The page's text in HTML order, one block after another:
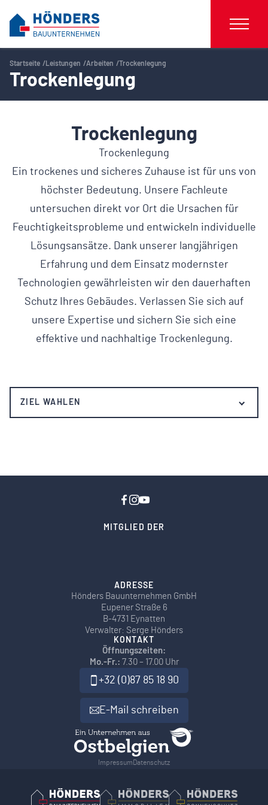
Startseite Leistungen Arbeiten Trockenlegung
Trockenlegung
Trockenlegung
Trockenlegung
Ein trockenes und sicheres Zuhause ist für uns von
höchster Bedeutung. Unsere Fachleute
untersuchen direkt vor Ort die Ursachen für
Feuchtigkeitsprobleme und entwickeln individuelle
Lösungsansätze. Dank unserer langjährigen
Erfahrung und dem Einsatz modernster
Technologien gewährleisten wir den dauerhaften
Schutz Ihres Gebäudes. Verlassen Sie sich auf
unsere Expertise und sichern Sie sich eine
effektive und nachhaltige Trockenlegung.
MITGLIED DER
ADRESSE
Hönders Bauunternehmen GmbH
Eupener Straße 6
B-4731 Eynatten
Verwalter: Serge Hönders
KONTAKT
Öffnungszeiten:
Mo.-Fr.: 7.30 – 17.00 Uhr
+32 (0)87 85 18 90
E-Mail schreiben
Impressum Datenschutz